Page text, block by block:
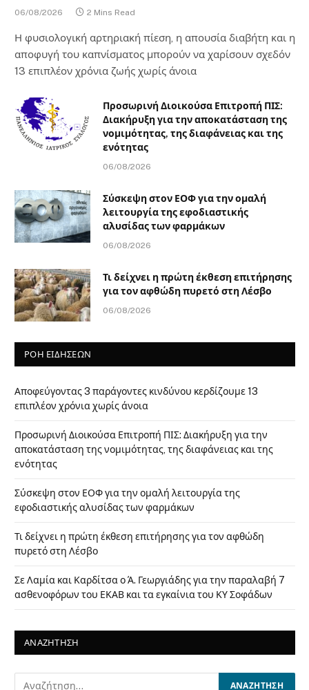
06/08/2026 2 Mins Read
Η φυσιολογική αρτηριακή πίεση, η απουσία διαβήτη και η
αποφυγή του καπνίσματος μπορούν να χαρίσουν σχεδόν
13 επιπλέον χρόνια ζωής χωρίς άνοια
Προσωρινή Διοικούσα Επιτροπή ΠΙΣ:
Διακήρυξη για την αποκατάσταση της
νομιμότητας, της διαφάνειας και της
ενότητας
06/08/2026
Σύσκεψη στον ΕΟΦ για την ομαλή
λειτουργία της εφοδιαστικής
αλυσίδας των φαρμάκων
06/08/2026
Τι δείχνει η πρώτη έκθεση επιτήρησης
για τον αφθώδη πυρετό στη Λέσβο
06/08/2026
ΡΟΗ ΕΙΔΗΣΕΩΝ
Αποφεύγοντας 3 παράγοντες κινδύνου κερδίζουμε 13
επιπλέον χρόνια χωρίς άνοια
Προσωρινή Διοικούσα Επιτροπή ΠΙΣ: Διακήρυξη για την
αποκατάσταση της νομιμότητας, της διαφάνειας και της
ενότητας
Σύσκεψη στον ΕΟΦ για την ομαλή λειτουργία της
εφοδιαστικής αλυσίδας των φαρμάκων
Τι δείχνει η πρώτη έκθεση επιτήρησης για τον αφθώδη
πυρετό στη Λέσβο
Σε Λαμία και Καρδίτσα ο Ά. Γεωργιάδης για την παραλαβή 7
ασθενοφόρων του ΕΚΑΒ και τα εγκαίνια του ΚΥ Σοφάδων
ΑΝΑΖΗΤΗΣΗ